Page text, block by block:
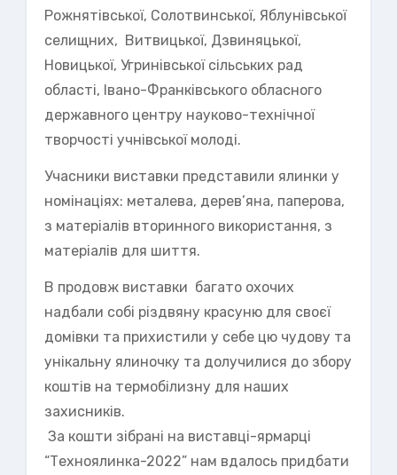
Рожнятівської, Солотвинської, Яблунівської
селищних, Витвицької, Дзвиняцької,
Новицької, Угринівської сільських рад
області, Івано-Франківського обласного
державного центру науково-технічної
творчості учнівської молоді.
Учасники виставки представили ялинки у
номінаціях: металева, дерев’яна, паперова,
з матеріалів вторинного використання, з
матеріалів для шиття.
В продовж виставки багато охочих
надбали собі різдвяну красуню для своєї
домівки та прихистили у себе цю чудову та
унікальну ялиночку та долучилися до збору
коштів на термобілизну для наших
захисників.
За кошти зібрані на виставці-ярмарці
“Техноялинка-2022” нам вдалось придбати